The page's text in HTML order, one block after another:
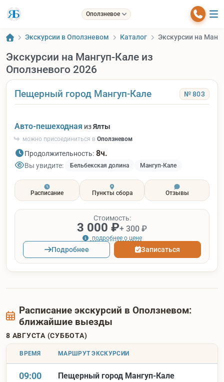
Оползневое
Экскурсии в Оползневом Каталог Экскурсии на
Экскурсии на Мангуп-Кале из
Оползневого 2026
Пещерный город Мангуп-Кале № 803
Авто-пешеходная изЯлты
можно присоединиться в Оползневом
Продолжительность: 8ч.
Вы увидите: Бельбекская долина Мангуп-Кале
Расписание Пункты сбора Отзывы
Стоимость:
3 000 ₽+ 300 ₽
подробнее о цене
Подробнее Записаться
Расписание экскурсий в Оползневом:
ближайшие выезды
8 АВГУСТА (СУББОТА)
ВРЕМЯ МАРШРУТ ЭКСКУРСИИ
09:00 Пещерный город Мангуп-Кале